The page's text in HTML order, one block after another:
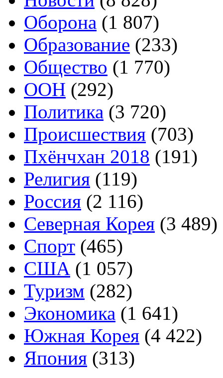
Оборона (1 807)
Образование (233)
Общество (1 770)
ООН (292)
Политика (3 720)
Происшествия (703)
Пхёнчхан 2018 (191)
Религия (119)
Россия (2 116)
Северная Корея (3 489)
Спорт (465)
США (1 057)
Туризм (282)
Экономика (1 641)
Южная Корея (4 422)
Япония (313)